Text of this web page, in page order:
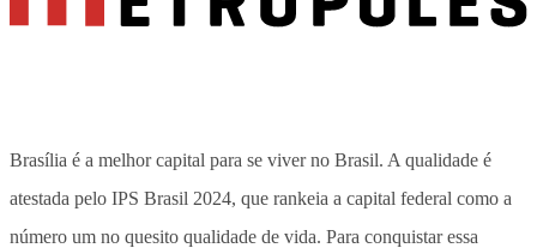
Brasília é a melhor capital para se viver no Brasil. A qualidade é
atestada pelo IPS Brasil 2024, que rankeia a capital federal como a
número um no quesito qualidade de vida. Para conquistar essa